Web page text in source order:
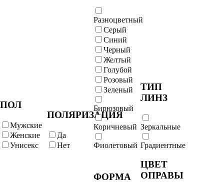
ПОЛ
Мужские
Женские
Унисекс
ПОЛЯРИЗАЦИЯ
Да
Нет
Разноцветный
Серый
Синий
Черный
Желтый
Голубой
Розовый
Зеленый
Бирюзовый
Коричневый
Фиолетовый
ТИП
ЛИНЗ
Зеркальные
Градиентные
ФОРМА
ЦВЕТ
ОПРАВЫ